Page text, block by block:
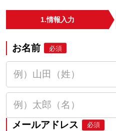
1.情報入力
お名前 必須
メールアドレス 必須